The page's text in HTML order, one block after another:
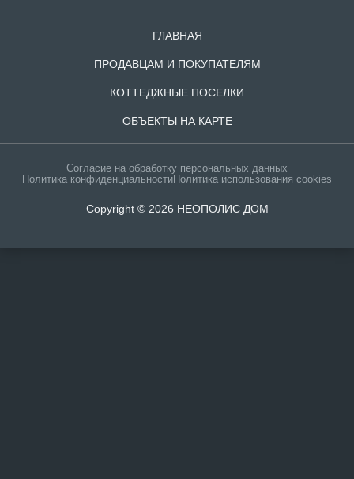
ГЛАВНАЯ
ПРОДАВЦАМ И ПОКУПАТЕЛЯМ
КОТТЕДЖНЫЕ ПОСЕЛКИ
ОБЪЕКТЫ НА КАРТЕ
Согласие на обработку персональных данных
Политика конфиденциальностиПолитика использования cookies
Copyright © 2026 НЕОПОЛИС ДОМ